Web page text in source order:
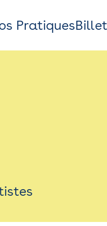
Pratiques
1, av. du Chateau